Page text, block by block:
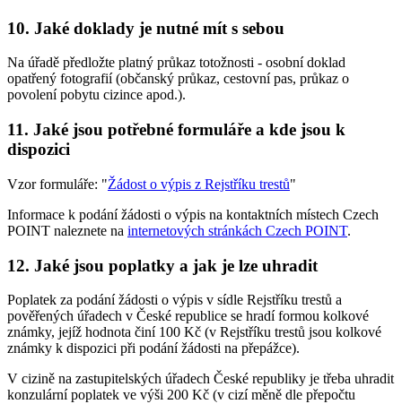
10. Jaké doklady je nutné mít s sebou
Na úřadě předložte platný průkaz totožnosti - osobní doklad
opatřený fotografií (občanský průkaz, cestovní pas, průkaz o
povolení pobytu cizince apod.).
11. Jaké jsou potřebné formuláře a kde jsou k
dispozici
Vzor formuláře: "Žádost o výpis z Rejstříku trestů"
Informace k podání žádosti o výpis na kontaktních místech Czech
POINT naleznete na internetových stránkách Czech POINT.
12. Jaké jsou poplatky a jak je lze uhradit
Poplatek za podání žádosti o výpis v sídle Rejstříku trestů a
pověřených úřadech v České republice se hradí formou kolkové
známky, jejíž hodnota činí 100 Kč (v Rejstříku trestů jsou kolkové
známky k dispozici při podání žádosti na přepážce).
V cizině na zastupitelských úřadech České republiky je třeba uhradit
konzulární poplatek ve výši 200 Kč (v cizí měně dle přepočtu